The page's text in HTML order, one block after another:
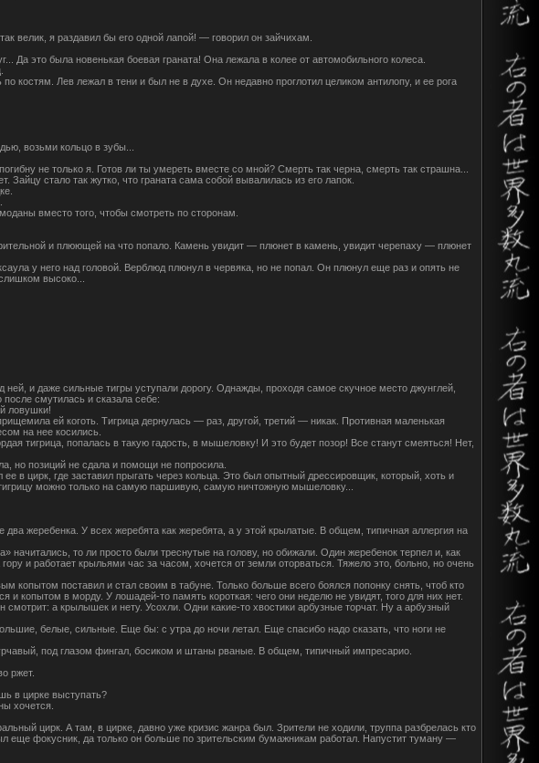
велик, я раздавил бы его одной лапой! — говорил он зайчихам.
Да это была новенькая боевая граната! Она лежала в колее от автомобильного колеса.
костям. Лев лежал в тени и был не в духе. Он недавно проглотил целиком антилопу, и ее рога
возьми кольцо в зубы...
не только я. Готов ли ты умереть вместе со мной? Смерть так черна, смерть так страшна...
стало так жутко, что граната сама собой вывалилась из его лапок.
вместо того, чтобы смотреть по сторонам.
и плюющей на что попало. Камень увидит — плюнет в камень, увидит черепаху — плюнет
у него над головой. Верблюд плюнул в червяка, но не попал. Он плюнул еще раз и опять не
высоко...
и даже сильные тигры уступали дорогу. Однажды, проходя самое скучное место джунглей,
смутилась и сказала себе:
ловушки!
ей коготь. Тигрица дернулась — раз, другой, третий — никак. Противная маленькая
на нее косились.
тигрица, попалась в такую гадость, в мышеловку! И это будет позор! Все станут смеяться! Нет,
но позиций не сдала и помощи не попросила.
в цирк, где заставил прыгать через кольца. Это был опытный дрессировщик, который, хоть и
можно только на самую паршивую, самую ничтожную мышеловку...
жеребенка. У всех жеребята как жеребята, а у этой крылатые. В общем, типичная аллергия на
начитались, то ли просто были треснутые на голову, но обижали. Один жеребенок терпел и, как
и работает крыльями час за часом, хочется от земли оторваться. Тяжело это, больно, но очень
копытом поставил и стал своим в табуне. Только больше всего боялся попонку снять, чтоб кто
и копытом в морду. У лошадей-то память короткая: чего они неделю не увидят, того для них нет.
смотрит: а крылышек и нету. Усохли. Одни какие-то хвостики арбузные торчат. Ну а арбузный
белые, сильные. Еще бы: с утра до ночи летал. Еще спасибо надо сказать, что ноги не
под глазом фингал, босиком и штаны рваные. В общем, типичный импресарио.
ржет.
в цирке выступать?
хочется.
цирк. А там, в цирке, давно уже кризис жанра был. Зрители не ходили, труппа разбрелась кто
еще фокусник, да только он больше по зрительским бумажникам работал. Напустит туману —